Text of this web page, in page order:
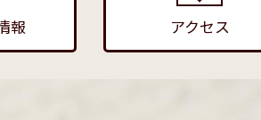
報 アクセス